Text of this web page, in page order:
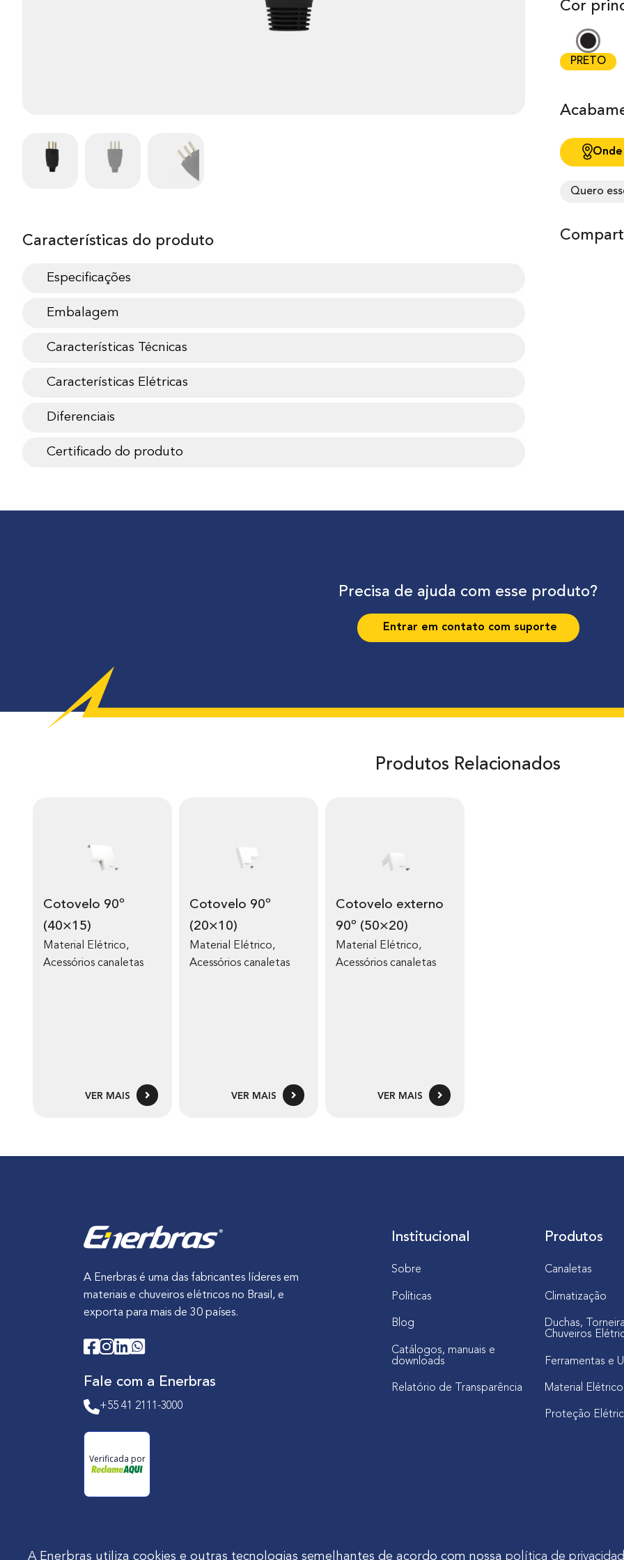
Características do produto
Especificações
Embalagem
Características Técnicas
Características Elétricas
Diferenciais
Certificado do produto
Cor
PRETO
Quero
Precisa de ajuda com esse produto?
Entrar em contato com suporte
Produtos Relacionados
Cotovelo 90º
(40×15)
Material Elétrico,
Acessórios canaletas
VER MAIS
Cotovelo 90º
(20×10)
Material Elétrico,
Acessórios canaletas
VER MAIS
Cotovelo externo
90º (50×20)
Material Elétrico,
Acessórios canaletas
VER MAIS
A Enerbras é uma das fabricantes líderes em
materiais e chuveiros elétricos no Brasil, e
exporta para mais de 30 países.
Fale com a Enerbras
+55 41 2111-3000
Verificada por
Institucional
Sobre
Políticas
Blog
Catálogos, manuais e
downloads
Relatório de Transparência
Produtos
Canaletas
Climatização
Duchas,
Chuveiros
Ferramentas e
Material Elétrico
Proteção
A Enerbras utiliza cookies e outras tecnologias semelhantes de acordo com nossa política de